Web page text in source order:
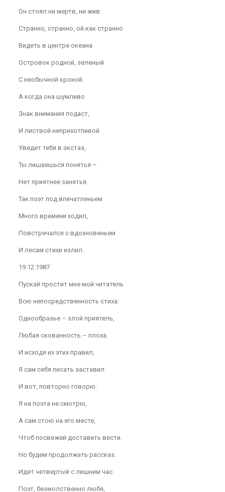
Он стоял ни мертв, ни жив.
Странно, странно, ой как странно
Видеть в центре океана
Островок родной, зеленый
С необычной кроной.
А когда она шумливо
Знак внимания подаст,
И листвой неприхотливой
Уведет тебя в экстаз,
Ты лишаешься понятья –
Нет приятнее занятья.
Так поэт под впечатленьем
Много времени ходил,
Повстречался с вдохновеньем
И лесам стихи излил.
19.12.1987
Пускай простит мне мой читатель
Всю непосредственность стиха:
Однообразье – злой приятель,
Любая скованность – плоха.
И исходя их этих правил,
Я сам себя писать заставил.
И вот, повторно говорю:
Я на поэта не смотрю,
А сам стою на его месте,
Чтоб посвежей доставить вести.
Но будем продолжать рассказ.
Идет четвертый с лишним час.
Поэт, безмолственно любя,